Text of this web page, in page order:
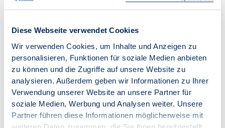
Diese Webseite verwendet Cookies
Wir verwenden Cookies, um Inhalte und Anzeigen zu
personalisieren, Funktionen für soziale Medien anbieten
zu können und die Zugriffe auf unsere Website zu
analysieren. Außerdem geben wir Informationen zu Ihrer
Verwendung unserer Website an unsere Partner für
soziale Medien, Werbung und Analysen weiter. Unsere
Partner führen diese Informationen möglicherweise mit
grenzen-zulaessiger-mehrheitsbeschluesse-zur-
Zwangsvollstreckung eines
Wintergartenrückbaus( 08.06.2015 )
Eine an sich vertretbare Handlung (Rückbau eines
Wintergartens) wird zu einer unvertretbaren
Handlung, wenn die Mitwirkung oder Zustimmung
eines Dritten erforderlich ist und dieser dazu nicht